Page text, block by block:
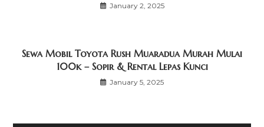
January 2, 2025
Sewa Mobil Toyota Rush Muaradua Murah Mulai
100k – Sopir & Rental Lepas Kunci
January 5, 2025